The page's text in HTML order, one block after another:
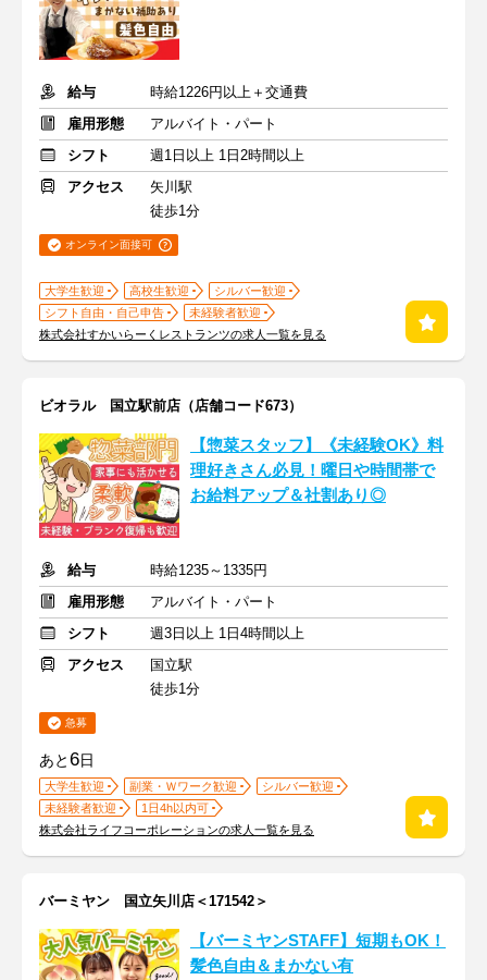
給与
時給1226円以上＋交通費
雇用形態
アルバイト・パート
シフト
週1日以上 1日2時間以上
アクセス
矢川駅
徒歩1分
オンライン面接可
大学生歓迎 高校生歓迎
シルバー歓迎
シフト自由・自己申告
未経験者歓迎
株式会社すかいらーくレストランツの求人一覧を見る
ビオラル 国立駅前店（店舗コード673）
【惣菜スタッフ】《未経験OK》料
理好きさん必見！曜日や時間帯で
お給料アップ＆社割あり◎
給与
時給1235～1335円
雇用形態
アルバイト・パート
シフト
週3日以上 1日4時間以上
アクセス
国立駅
徒歩1分
急募
あと6日
大学生歓迎 副業・Ｗワーク歓迎
シルバー歓迎
未経験者歓迎
1日4h以内可
株式会社ライフコーポレーションの求人一覧を見る
バーミヤン 国立矢川店＜171542＞
【バーミヤンSTAFF】短期もOK！
髪色自由＆まかない有